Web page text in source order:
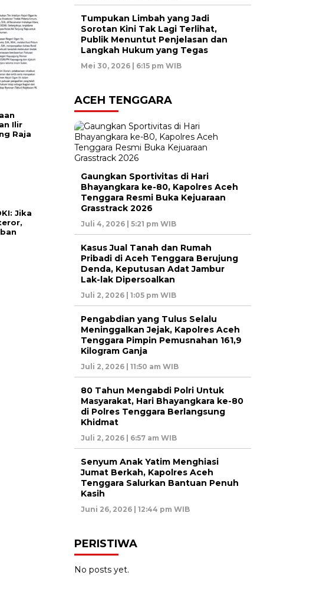
Ilir
Raja
Jika
Tumpukan Limbah yang Jadi
Sorotan Kini Tak Lagi Terlihat,
Publik Menuntut Penjelasan dan
Langkah Hukum yang Tegas
Mei 30, 2026 | 6:15 pm WIB
ACEH TENGGARA
Gaungkan Sportivitas di Hari
Bhayangkara ke-80, Kapolres Aceh
Tenggara Resmi Buka Kejuaraan
Grasstrack 2026
Juli 4, 2026 | 5:21 pm WIB
Kasus Jual Tanah dan Rumah
Pribadi di Aceh Tenggara Berujung
Denda, Keputusan Adat Jambur
Lak-lak Dipersoalkan
Juli 2, 2026 | 1:05 pm WIB
Pengabdian yang Tulus Selalu
Meninggalkan Jejak, Kapolres Aceh
Tenggara Pimpin Pemusnahan 161,9
Kilogram Ganja
Juli 2, 2026 | 11:50 am WIB
80 Tahun Mengabdi Polri Untuk
Masyarakat, Hari Bhayangkara ke-80
di Polres Tenggara Berlangsung
Khidmat
Juli 2, 2026 | 6:57 am WIB
Senyum Anak Yatim Menghiasi
Jumat Berkah, Kapolres Aceh
Tenggara Salurkan Bantuan Penuh
Kasih
Juni 26, 2026 | 12:44 pm WIB
PERISTIWA
No posts yet.